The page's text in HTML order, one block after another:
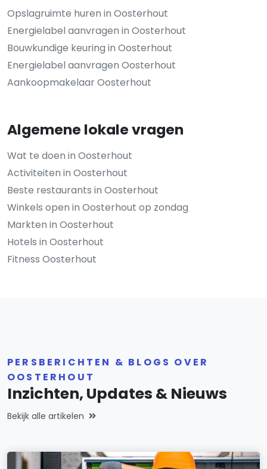
Opslagruimte huren in Oosterhout
Energielabel aanvragen in Oosterhout
Bouwkundige keuring in Oosterhout
Energielabel aanvragen Oosterhout
Aankoopmakelaar Oosterhout
Algemene lokale vragen
Wat te doen in Oosterhout
Activiteiten in Oosterhout
Beste restaurants in Oosterhout
Winkels open in Oosterhout op zondag
Markten in Oosterhout
Hotels in Oosterhout
Fitness Oosterhout
PERSBERICHTEN & BLOGS OVER
OOSTERHOUT
Inzichten, Updates & Nieuws
Bekijk alle artikelen